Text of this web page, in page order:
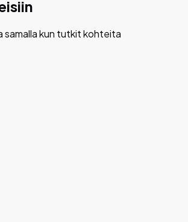
samalla kun tutkit kohteita